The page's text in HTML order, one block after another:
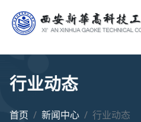
行业动态
首页 新闻中心 行业动态